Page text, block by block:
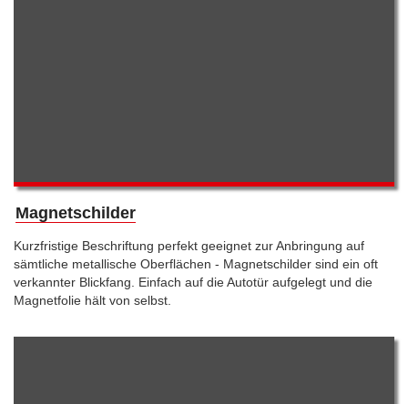
Magnetschilder
Kurzfristige Beschriftung perfekt geeignet zur Anbringung auf
sämtliche metallische Oberflächen - Magnetschilder sind ein oft
verkannter Blickfang. Einfach auf die Autotür aufgelegt und die
Magnetfolie hält von selbst.